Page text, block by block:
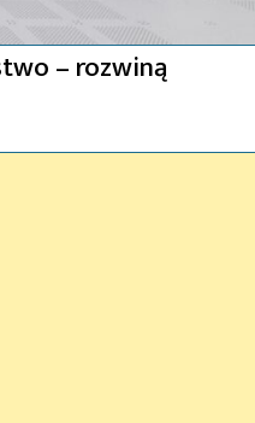
– rozwiną